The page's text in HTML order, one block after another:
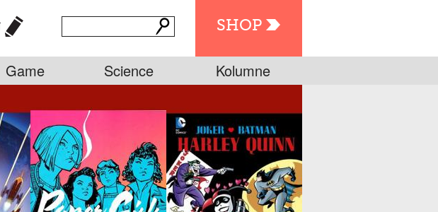
SHOP
Game Science Kolumne